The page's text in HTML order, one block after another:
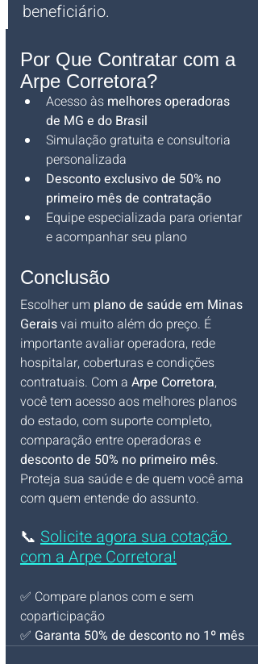
beneficiário.
Por Que Contratar com a
Arpe Corretora?
Acesso às melhores operadoras
de MG e do Brasil
Simulação gratuita e consultoria
personalizada
Desconto exclusivo de 50% no
primeiro mês de contratação
Equipe especializada para orientar
e acompanhar seu plano
Conclusão
Escolher um plano de saúde em Minas
Gerais vai muito além do preço. É
importante avaliar operadora, rede
hospitalar, coberturas e condições
contratuais. Com a Arpe Corretora,
você tem acesso aos melhores planos
do estado, com suporte completo,
comparação entre operadoras e
desconto de 50% no primeiro mês.
Proteja sua saúde e de quem você ama
com quem entende do assunto.
📞 Solicite agora sua cotação
com a Arpe Corretora!
✅ Compare planos com e sem
coparticipação
✅ Garanta 50% de desconto no 1º mês